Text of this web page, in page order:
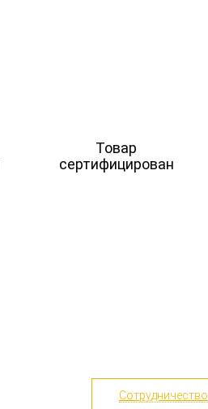
Товар
сертифицирован
Сотрудничество